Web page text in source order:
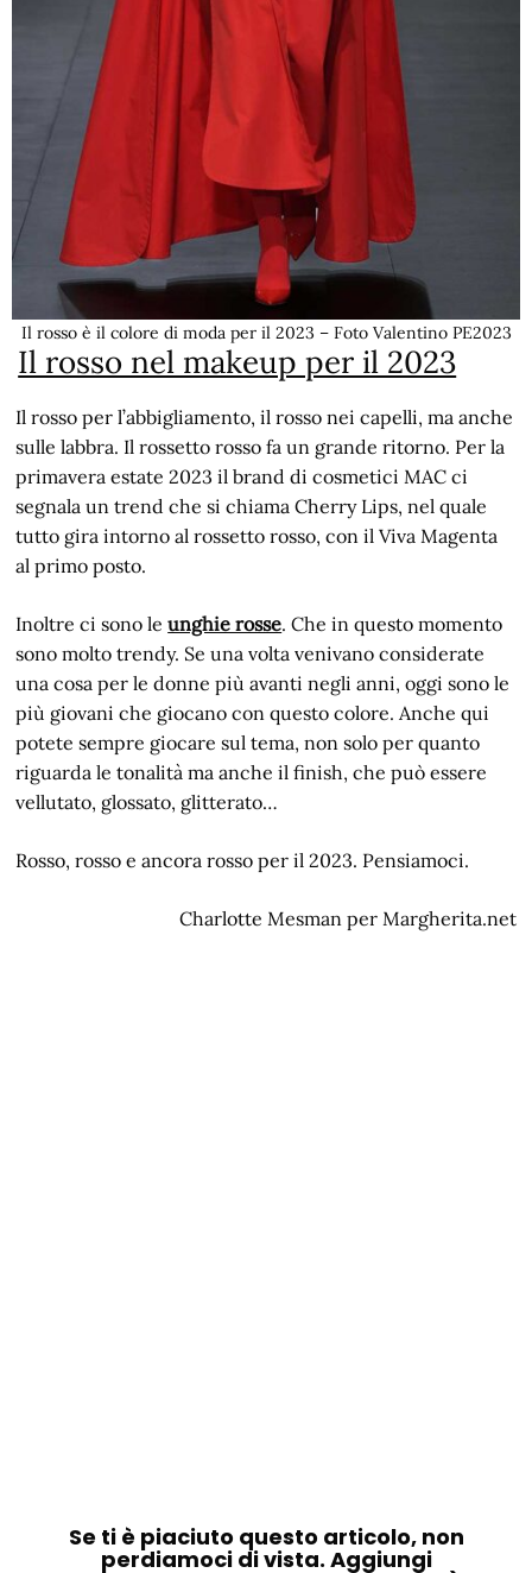
Il rosso è il colore di moda per il 2023 – Foto Valentino PE2023
Il rosso nel makeup per il 2023
Il rosso per l’abbigliamento, il rosso nei capelli, ma anche
sulle labbra. Il rossetto rosso fa un grande ritorno. Per la
primavera estate 2023 il brand di cosmetici MAC ci
segnala un trend che si chiama Cherry Lips, nel quale
tutto gira intorno al rossetto rosso, con il Viva Magenta
al primo posto.
Inoltre ci sono leunghie rosse. Che in questo momento
sono molto trendy. Se una volta venivano considerate
una cosa per le donne più avanti negli anni, oggi sono le
più giovani che giocano con questo colore. Anche qui
potete sempre giocare sul tema, non solo per quanto
riguarda le tonalità ma anche il finish, che può essere
vellutato, glossato, glitterato…
Rosso, rosso e ancora rosso per il 2023. Pensiamoci.
Charlotte Mesman per Margherita.net
Se ti è piaciuto questo articolo, non
perdiamoci di vista. Aggiungi